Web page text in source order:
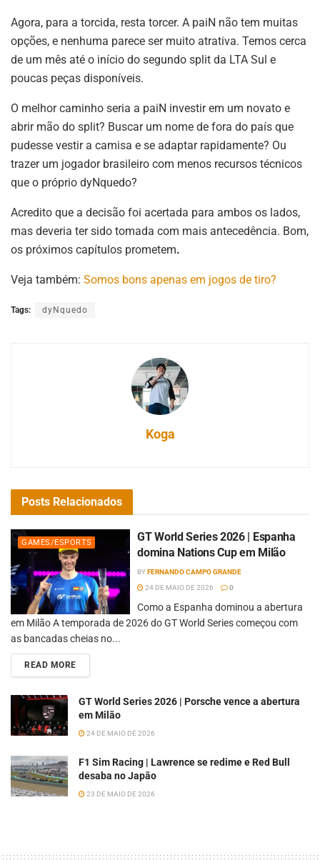
Agora, para a torcida, resta torcer. A paiN não tem muitas
opções, e nenhuma parece ser muito atrativa. Temos cerca
de um mês até o início do segundo split da LTA Sul e
poucas peças disponíveis.
O melhor caminho seria a paiN investir em um novato e
abrir mão do split? Buscar um nome de fora do país que
pudesse vestir a camisa e se adaptar rapidamente? Ou
trazer um jogador brasileiro com menos recursos técnicos
que o próprio dyNquedo?
Acredito que a decisão foi acertada para ambos os lados,
mas deveria ter sido tomada com mais antecedência. Bom,
os próximos capítulos prometem.
Veja também: Somos bons apenas em jogos de tiro?
Tags: dyNquedo
Koga
Posts Relacionados
GAMES/ESPORTS
GT World Series 2026 | Espanha
domina Nations Cup em Milão
BYFERNANDO CAMPO GRANDE
24 DE MAIO DE 2026
0
Como a Espanha dominou a abertura
em Milão A temporada de 2026 do GT World Series começou com
as bancadas cheias no...
READ MORE
GT World Series 2026 | Porsche vence a abertura
em Milão
24 DE MAIO DE 2026
F1 Sim Racing | Lawrence se redime e Red Bull
desaba no Japão
23 DE MAIO DE 2026